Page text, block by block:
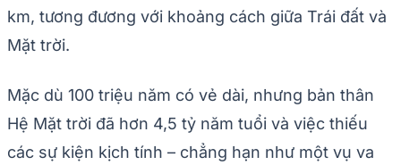
km, tương đương với khoảng cách giữa Trái đất và
Mặt trời.
Mặc dù 100 triệu năm có vẻ dài, nhưng bản thân
Hệ Mặt trời đã hơn 4,5 tỷ năm tuổi và việc thiếu
các sự kiện kịch tính – chẳng hạn như một vụ va